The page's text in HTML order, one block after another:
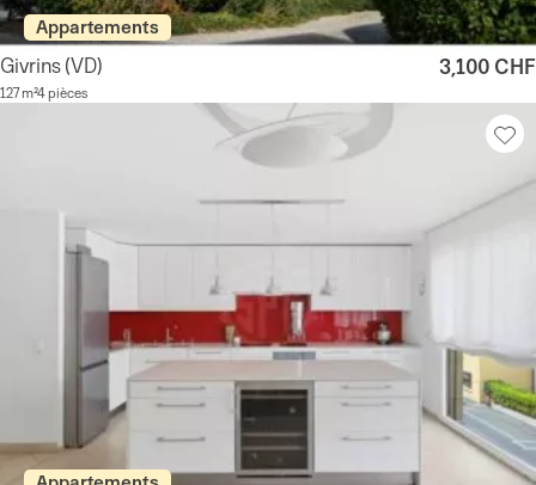
Appartements
Givrins(VD)
127 m²4 pièces
3,100 CHF